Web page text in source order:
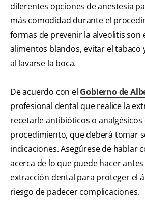
diferentes opciones de anestesia
más comodidad durante el
formas de prevenir la alveolitis son
alimentos blandos, evitar el tabaco
al lavarse la boca.
De acuerdo con el Gobierno de
profesional dental que realice la
recetarle antibióticos o analgésicos
procedimiento, que deberá tomar
indicaciones. Asegúrese de hablar
acerca de lo que puede hacer
extracción dental para proteger el
riesgo de padecer complicaciones.